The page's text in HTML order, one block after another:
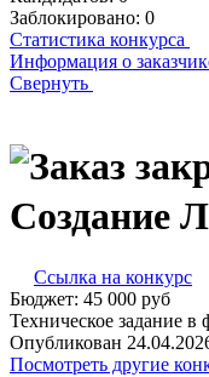
Заблокировано: 0
Статистика конкурса
Информация о
Свернуть
Создание
Ссылка на конкурс
Бюджет: 45 000 руб
Техническое задание
Опубликован
Посмотреть другие